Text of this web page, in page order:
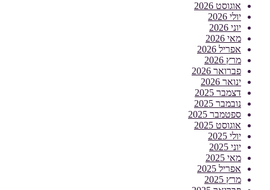
אוגוסט 2026
יולי 2026
יוני 2026
מאי 2026
אפריל 2026
מרץ 2026
פברואר 2026
ינואר 2026
דצמבר 2025
נובמבר 2025
ספטמבר 2025
אוגוסט 2025
יולי 2025
יוני 2025
מאי 2025
אפריל 2025
מרץ 2025